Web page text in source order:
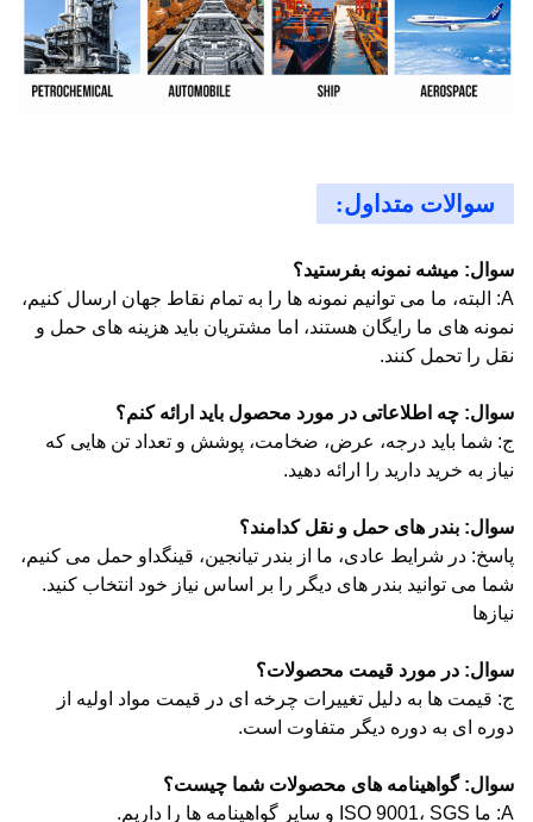
سوالات متداول:
سوال: میشه نمونه بفرستید؟
A: البته، ما می توانیم نمونه ها را به تمام نقاط جهان ارسال کنیم،
نمونه های ما رایگان هستند، اما مشتریان باید هزینه های حمل و
نقل را تحمل کنند.
سوال: چه اطلاعاتی در مورد محصول باید ارائه کنم؟
ج: شما باید درجه، عرض، ضخامت، پوشش و تعداد تن هایی که
نیاز به خرید دارید را ارائه دهید.
سوال: بندر های حمل و نقل کدامند؟
پاسخ: در شرایط عادی، ما از بندر تیانجین، قینگداو حمل می کنیم،
شما می توانید بندر های دیگر را بر اساس نیاز خود انتخاب کنید.
نيازها
سوال: در مورد قیمت محصولات؟
ج: قیمت ها به دلیل تغییرات چرخه ای در قیمت مواد اولیه از
دوره ای به دوره دیگر متفاوت است.
سوال: گواهینامه های محصولات شما چیست؟
A: ما ISO 9001، SGS و سایر گواهینامه ها را داریم.